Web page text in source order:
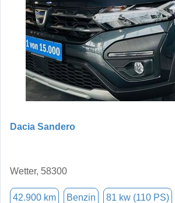
Dacia Sandero
Wetter, 58300
42.900 km Benzin 81 kw (110 PS)